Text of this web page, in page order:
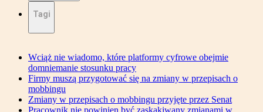
Tagi
Wciąż nie wiadomo, które platformy cyfrowe obejmie
domniemanie stosunku pracy
Firmy muszą przygotować się na zmiany w przepisach o
mobbingu
Zmiany w przepisach o mobbingu przyjęte przez Senat
Pracownik nie powinien być zaskakiwany zmianami w